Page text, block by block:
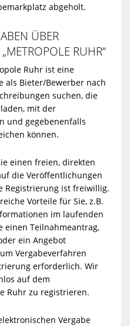
abgeholt.
ÜBER
RUHR“
Ruhr ist eine
als Bieter/Bewerber nach
suchen, die
mit der
und gegebenenfalls
können.
einen freien, direkten
die Veröffentlichungen
Registrierung ist freiwillig.
Vorteile für Sie, z.B.
im laufenden
einen Teilnahmeantrag,
ein Angebot
Vergabeverfahren
erforderlich. Wir
auf dem
Ruhr zu registrieren.
Vergabe